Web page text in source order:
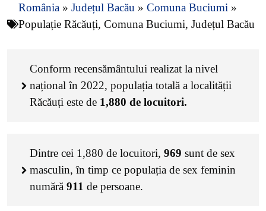
România » Județul Bacău » Comuna Buciumi »
Populație Răcăuți, Comuna Buciumi, Județul Bacău
Conform recensământului realizat la nivel
național în 2022, populația totală a localității
Răcăuți este de 1,880 de locuitori.
Dintre cei 1,880 de locuitori, 969 sunt de sex
masculin, în timp ce populația de sex feminin
numără 911 de persoane.